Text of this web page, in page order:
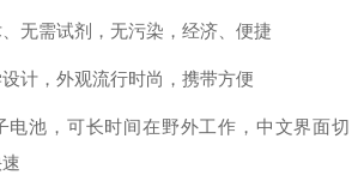
无需试剂，无污染，经济、便捷
计，外观流行时尚，携带方便
池，可长时间在野外工作，中文界面切